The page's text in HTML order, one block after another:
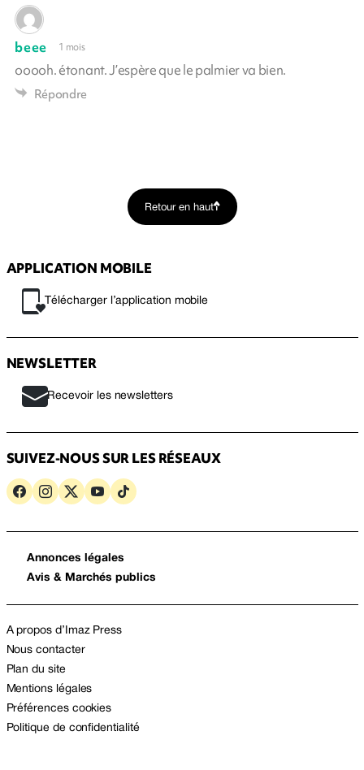
beee 1 mois
ooooh. étonant. J’espère que le palmier va bien.
Répondre
Retour en haut
APPLICATION MOBILE
Télécharger l’application mobile
NEWSLETTER
Recevoir les newsletters
SUIVEZ-NOUS SUR LES RÉSEAUX
Annonces légales
Avis & Marchés publics
A propos d’Imaz Press
Nous contacter
Plan du site
Mentions légales
Préférences cookies
Politique de confidentialité